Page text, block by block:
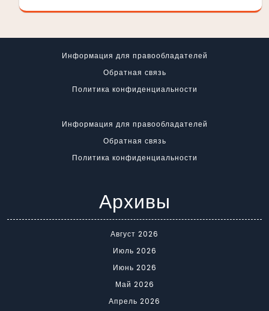
Информация для правообладателей
Обратная связь
Политика конфиденциальности
Информация для правообладателей
Обратная связь
Политика конфиденциальности
Архивы
Август 2026
Июль 2026
Июнь 2026
Май 2026
Апрель 2026